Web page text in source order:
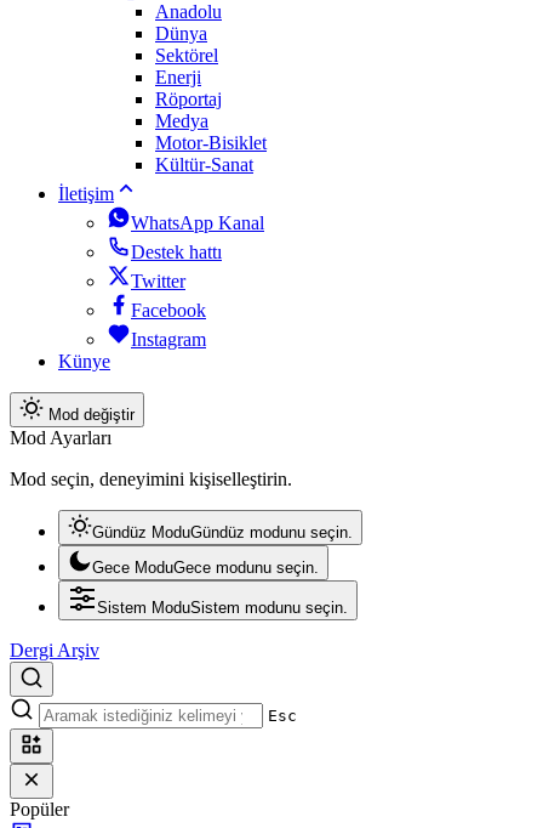
Anadolu
Dünya
Sektörel
Enerji
Röportaj
Medya
Motor-Bisiklet
Kültür-Sanat
İletişim
WhatsApp Kanal
Destek hattı
Twitter
Facebook
Instagram
Künye
Mod değiştir
Mod Ayarları
Mod seçin, deneyimini kişiselleştirin.
Gündüz ModuGündüz modunu seçin.
Gece ModuGece modunu seçin.
Sistem ModuSistem modunu seçin.
Dergi Arşiv
Esc
Popüler